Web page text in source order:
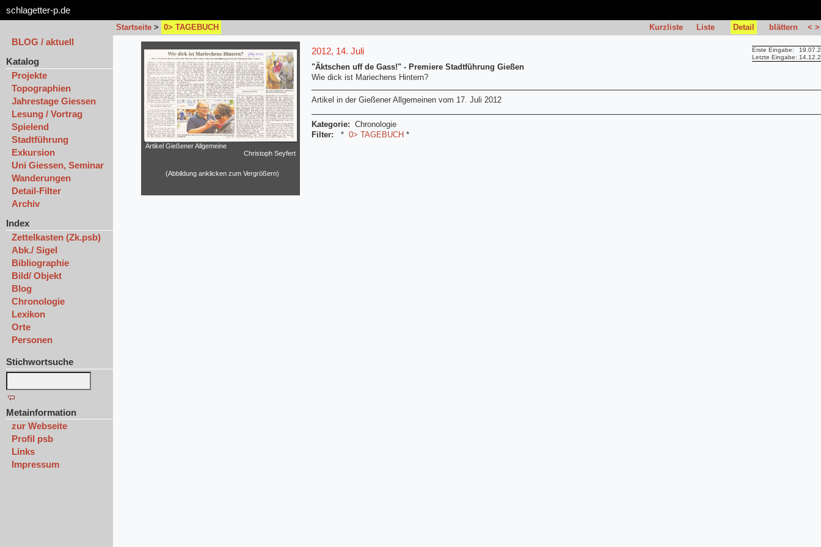
schlagetter-p.de
Startseite > 0> TAGEBUCH Kurzliste Liste Detail blättern < >
BLOG / aktuell
Katalog
Projekte
Topographien
Jahrestage Giessen
Lesung / Vortrag
Spielend
Stadtführung
Exkursion
Uni Giessen, Seminar
Wanderungen
Detail-Filter
Archiv
Index
Zettelkasten (Zk.psb)
Abk./ Sigel
Bibliographie
Bild/ Objekt
Blog
Chronologie
Lexikon
Orte
Personen
Stichwortsuche
Metainformation
zur Webseite
Profil psb
Links
Impressum
Artikel Gießener Allgemeine
Christoph Seyfert
(Abbildung anklicken zum Vergrößern)
Erste Eingabe:
Letzte Eingabe:
2012, 14. Juli
"Äktschen uff de Gass!" - Premiere Stadtführung Gießen
Wie dick ist Mariechens Hintern?
Artikel in der Gießener Allgemeinen vom 17. Juli 2012
Kategorie: Chronologie
Filter:
* 0> TAGEBUCH *